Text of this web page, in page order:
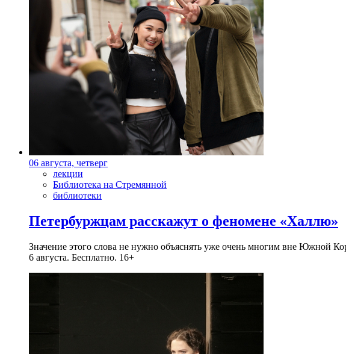
06 августа, четверг
лекции
Библиотека на Стремянной
библиотеки
Петербуржцам расскажут о феномене «Халлю»
Значение этого слова не нужно объяснять уже очень многим вне Южной
6 августа. Бесплатно. 16+